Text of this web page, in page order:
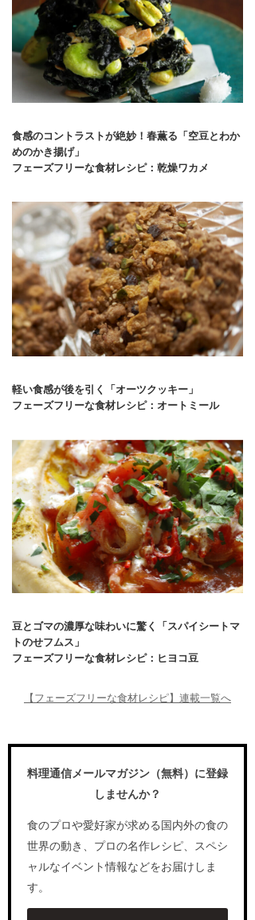
食感のコントラストが絶妙！春薫る「空豆とわか
めのかき揚げ」
フェーズフリーな食材レシピ：乾燥ワカメ
軽い食感が後を引く「オーツクッキー」
フェーズフリーな食材レシピ：オートミール
豆とゴマの濃厚な味わいに驚く「スパイシートマ
トのせフムス」
フェーズフリーな食材レシピ：ヒヨコ豆
【フェーズフリーな食材レシピ】連載一覧へ
料理通信メールマガジン（無料）に登録
しませんか？
食のプロや愛好家が求める国内外の食の
世界の動き、プロの名作レシピ、スペシ
ャルなイベント情報などをお届けしま
す。